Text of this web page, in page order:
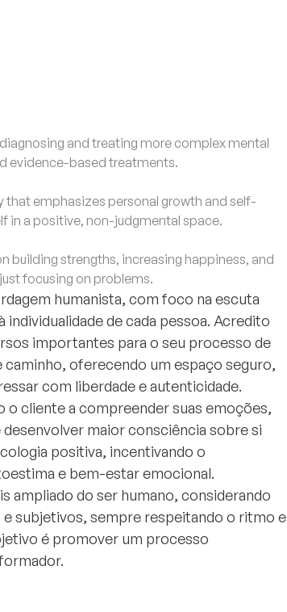
and treating more complex mental
evidence-based treatments.
emphasizes personal growth and self-
in a positive, non-judgmental space.
building strengths, increasing happiness, and
focusing on problems.
humanista, com foco na escuta
de cada pessoa. Acredito
importantes para o seu processo de
oferecendo um espaço seguro,
com liberdade e autenticidade.
o cliente a compreender suas emoções,
maior consciência sobre si
positiva, incentivando o
e bem-estar emocional.
ampliado do ser humano, considerando
subjetivos, sempre respeitando o ritmo e
é promover um processo